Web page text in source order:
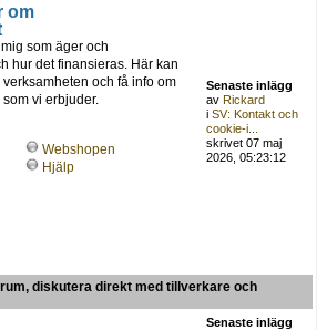
om
som äger och
hur det finansieras. Här kan
och få info om
vi erbjuder.
Webshopen
Hjälp
Senaste inlägg
avRickard
iSV: Kontakt och
cookie-i...
skrivet 07 maj
2026, 05:23:12
diskutera direkt med tillverkare och
Senaste inlägg